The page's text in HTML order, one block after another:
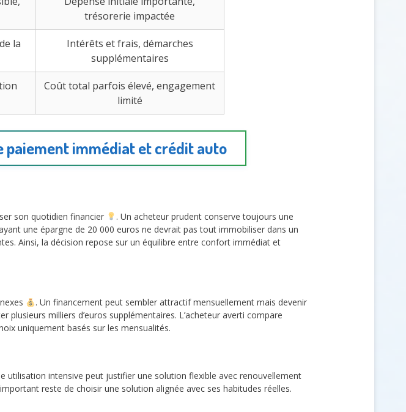
trésorerie impactée
la
Intérêts et frais, démarches
supplémentaires
Coût total parfois élevé, engagement
limité
paiement immédiat et crédit auto
son quotidien financier
. Un acheteur prudent conserve toujours une
une épargne de 20 000 euros ne devrait pas tout immobiliser dans un
Ainsi, la décision repose sur un équilibre entre confort immédiat et
. Un financement peut sembler attractif mensuellement mais devenir
milliers d’euros supplémentaires. L’acheteur averti compare
uniquement basés sur les mensualités.
utilisation intensive peut justifier une solution flexible avec renouvellement
reste de choisir une solution alignée avec ses habitudes réelles.